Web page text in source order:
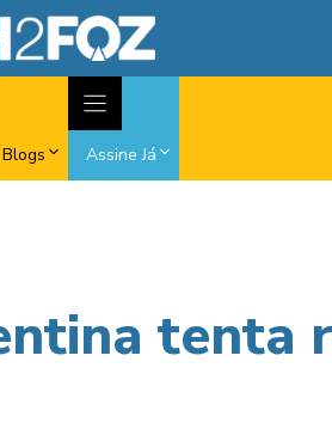
Blogs Assine Já
tenta